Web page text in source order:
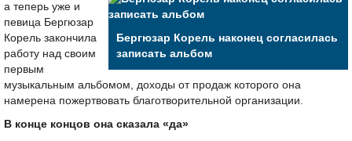
Бергюзар Корель наконец согласилась
записать альбом
а теперь уже и
певица Бергюзар
Корель закончила
работу над своим
первым
музыкальным альбомом, доходы от продаж которого она
намерена пожертвовать благотворительной организации.
В конце концов она сказала «да»